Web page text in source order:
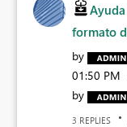
formato
by
01:50 PM
by
3 REPLIES